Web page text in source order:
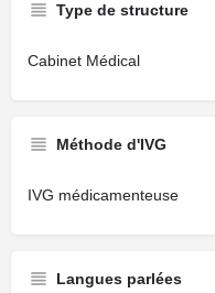
Type de structure
Cabinet Médical
Méthode d'IVG
IVG médicamenteuse
Langues parlées